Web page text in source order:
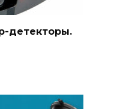
детекторы.